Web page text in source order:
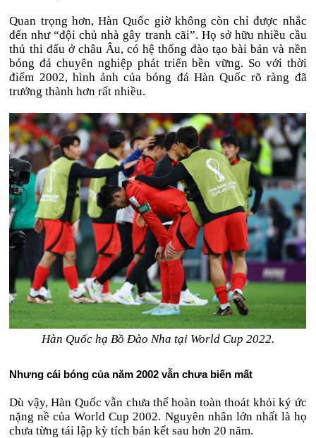
Quan trọng hơn, Hàn Quốc giờ không còn chỉ được nhắc
đến như “đội chủ nhà gây tranh cãi”. Họ sở hữu nhiều cầu
thủ thi đấu ở châu Âu, có hệ thống đào tạo bài bản và nền
bóng đá chuyên nghiệp phát triển bền vững. So với thời
điểm 2002, hình ảnh của bóng đá Hàn Quốc rõ ràng đã
trưởng thành hơn rất nhiều.
Hàn Quốc hạ Bồ Đào Nha tại World Cup 2022.
Nhưng cái bóng của năm 2002 vẫn chưa biến mất
Dù vậy, Hàn Quốc vẫn chưa thể hoàn toàn thoát khỏi ký ức
nặng nề của World Cup 2002. Nguyên nhân lớn nhất là họ
chưa từng tái lập kỳ tích bán kết sau hơn 20 năm.